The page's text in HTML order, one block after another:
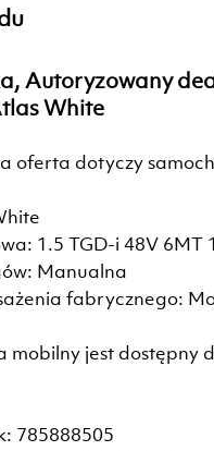
Autoryzowany
White
oferta dotyczy
1.5 TGD-i 48V 6MT
Manualna
fabrycznego:
mobilny jest dostępny
785888505